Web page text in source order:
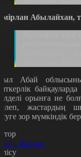
Абылайхан,
Абай
орынға ие
жастардың
зор мүмкіндік
Жақып